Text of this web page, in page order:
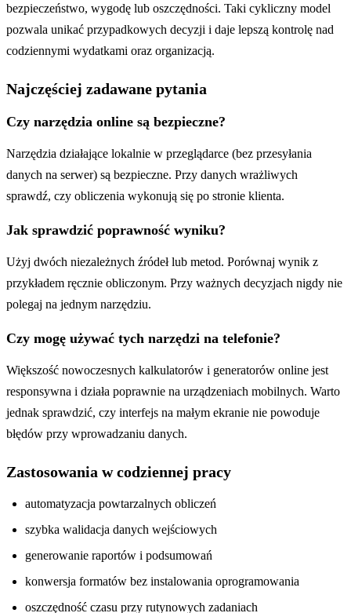
bezpieczeństwo, wygodę lub oszczędności. Taki cykliczny model
pozwala unikać przypadkowych decyzji i daje lepszą kontrolę nad
codziennymi wydatkami oraz organizacją.
Najczęściej zadawane pytania
Czy narzędzia online są bezpieczne?
Narzędzia działające lokalnie w przeglądarce (bez przesyłania
danych na serwer) są bezpieczne. Przy danych wrażliwych
sprawdź, czy obliczenia wykonują się po stronie klienta.
Jak sprawdzić poprawność wyniku?
Użyj dwóch niezależnych źródeł lub metod. Porównaj wynik z
przykładem ręcznie obliczonym. Przy ważnych decyzjach nigdy nie
polegaj na jednym narzędziu.
Czy mogę używać tych narzędzi na telefonie?
Większość nowoczesnych kalkulatorów i generatorów online jest
responsywna i działa poprawnie na urządzeniach mobilnych. Warto
jednak sprawdzić, czy interfejs na małym ekranie nie powoduje
błędów przy wprowadzaniu danych.
Zastosowania w codziennej pracy
automatyzacja powtarzalnych obliczeń
szybka walidacja danych wejściowych
generowanie raportów i podsumowań
konwersja formatów bez instalowania oprogramowania
oszczędność czasu przy rutynowych zadaniach